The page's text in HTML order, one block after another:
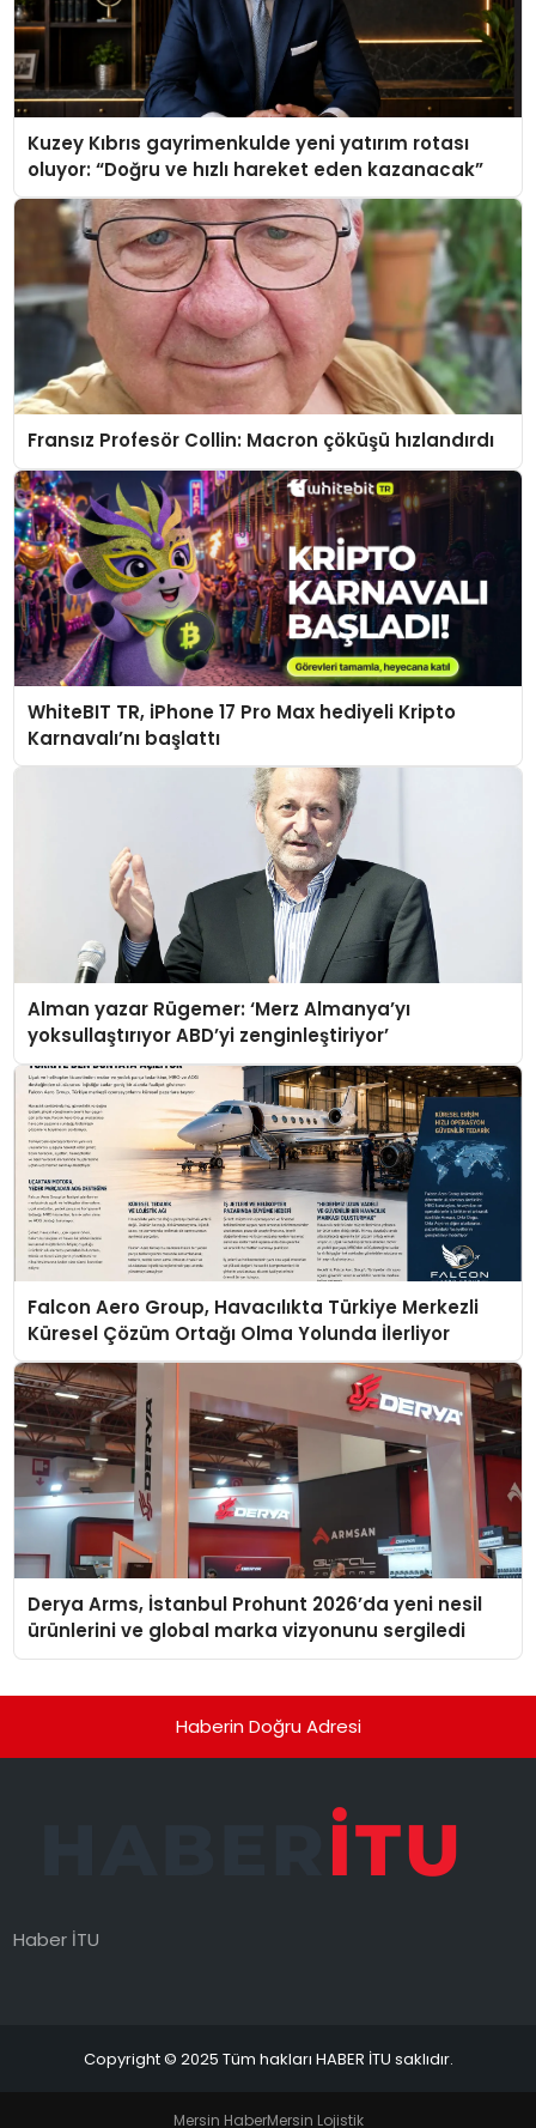
Kuzey Kıbrıs gayrimenkulde yeni yatırım rotası
oluyor: “Doğru ve hızlı hareket eden kazanacak”
Fransız Profesör Collin: Macron çöküşü hızlandırdı
WhiteBIT TR, iPhone 17 Pro Max hediyeli Kripto
Karnavalı’nı başlattı
Alman yazar Rügemer: ‘Merz Almanya’yı
yoksullaştırıyor ABD’yi zenginleştiriyor’
Falcon Aero Group, Havacılıkta Türkiye Merkezli
Küresel Çözüm Ortağı Olma Yolunda İlerliyor
Derya Arms, İstanbul Prohunt 2026’da yeni nesil
ürünlerini ve global marka vizyonunu sergiledi
Haberin Doğru Adresi
Haber İTU
Copyright © 2025 Tüm hakları HABER İTU saklıdır.
Mersin HaberMersin Lojistik